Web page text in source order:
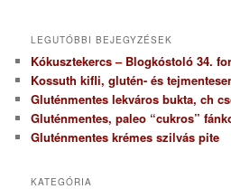
LEGUTÓBBI BEJEGYZÉSEK
Kókusztekercs – Blogkóstoló 34.
Kossuth kifli, glutén- és
Gluténmentes lekváros bukta, ch
Gluténmentes, paleo “cukros”
Gluténmentes krémes szilvás pite
KATEGÓRIA